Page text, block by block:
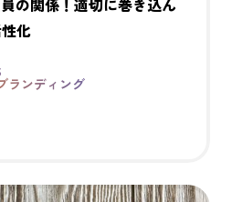
化
ランディング